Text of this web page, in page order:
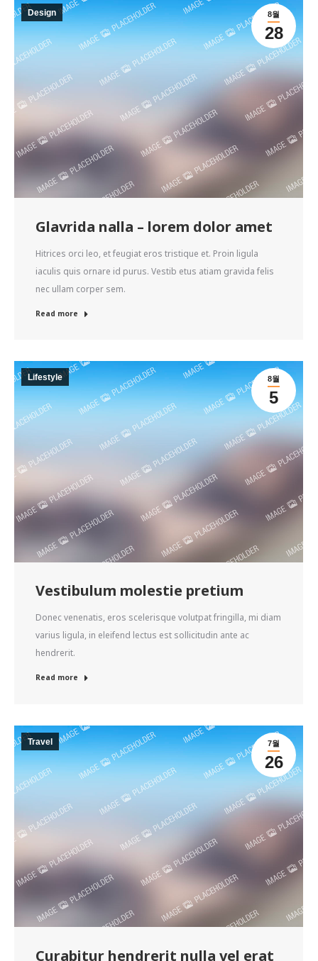
8월
28
Design
Glavrida nalla – lorem dolor amet
Hitrices orci leo, et feugiat eros tristique et. Proin ligula
iaculis quis ornare id purus. Vestib etus atiam gravida felis
nec ullam corper sem.
Read more
8월
5
Lifestyle
Vestibulum molestie pretium
Donec venenatis, eros scelerisque volutpat fringilla, mi diam
varius ligula, in eleifend lectus est sollicitudin ante ac
hendrerit.
Read more
7월
26
Travel
Curabitur hendrerit nulla vel erat